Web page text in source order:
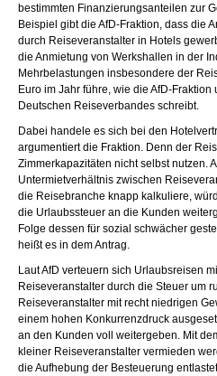
bestimmten Finanzierungsanteilen zur
Beispiel gibt die AfD-Fraktion, dass die
durch Reiseveranstalter in Hotels
die Anmietung von Werkshallen in der
Mehrbelastungen insbesondere der
Euro im Jahr führe, wie die AfD-
Deutschen Reiseverbandes schreibt.
Dabei handele es sich bei den
argumentiert die Fraktion. Denn der
Zimmerkapazitäten nicht selbst nutzen.
Untermietverhältnis zwischen
die Reisebranche knapp kalkuliere,
die Urlaubssteuer an die Kunden
Folge dessen für sozial schwächer
heißt es in dem Antrag.
Laut AfD verteuern sich Urlaubsreisen
Reiseveranstalter durch die Steuer um
Reiseveranstalter mit recht niedrigen
einem hohen Konkurrenzdruck
an den Kunden voll weitergeben. Mit
kleiner Reiseveranstalter vermieden
die Aufhebung der Besteuerung